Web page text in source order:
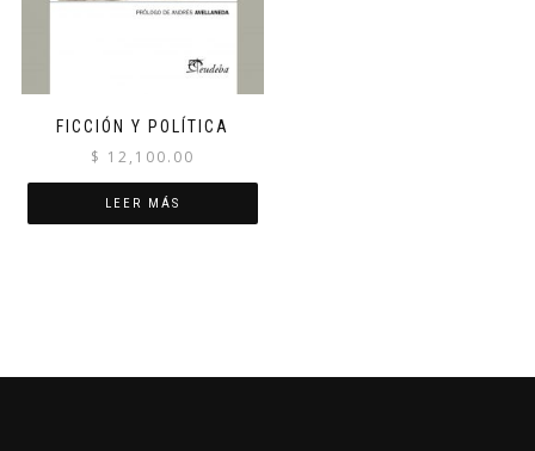
FICCIÓN Y POLÍTICA
$ 12,100.00
LEER MÁS